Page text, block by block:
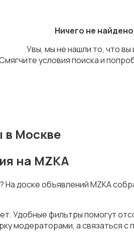
Ничего не найдено
Увы, мы не нашли то, что вы
условия поиска и
в Москве
на MZKA
доске объявлений MZKA
Удобные фильтры помогут
модераторами, а связаться